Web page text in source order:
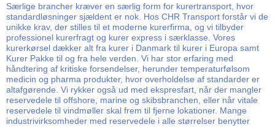
Særlige brancher kræver en særlig form for kurertransport, hvor
standardløsninger sjældent er nok. Hos CHR Transport forstår vi de
unikke krav, der stilles til et moderne kurerfirma, og vi tilbyder
professionel kurerfragt og kurer express i særklasse. Vores
kurerkørsel dækker alt fra kurer i Danmark til kurer i Europa samt
Kurer Pakke til og fra hele verden. Vi har stor erfaring med
håndtering af kritiske forsendelser, herunder temperaturfølsom
medicin og pharma produkter, hvor overholdelse af standarder er
altafgørende. Vi rykker også ud med ekspresfart, når der mangler
reservedele til offshore, marine og skibsbranchen, eller når vitale
reservedele til vindmøller skal frem til fjerne lokationer. Mange
industrivirksomheder med reservedele i alle størrelser benytter